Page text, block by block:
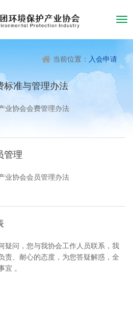
当前位置： 入会申请
标准与管理办法
业协会会费管理办法
管理
业协会会员管理办法
疑问，您与我协会工作人员联系，我
责、耐心的态度，为您答疑解惑，全
。